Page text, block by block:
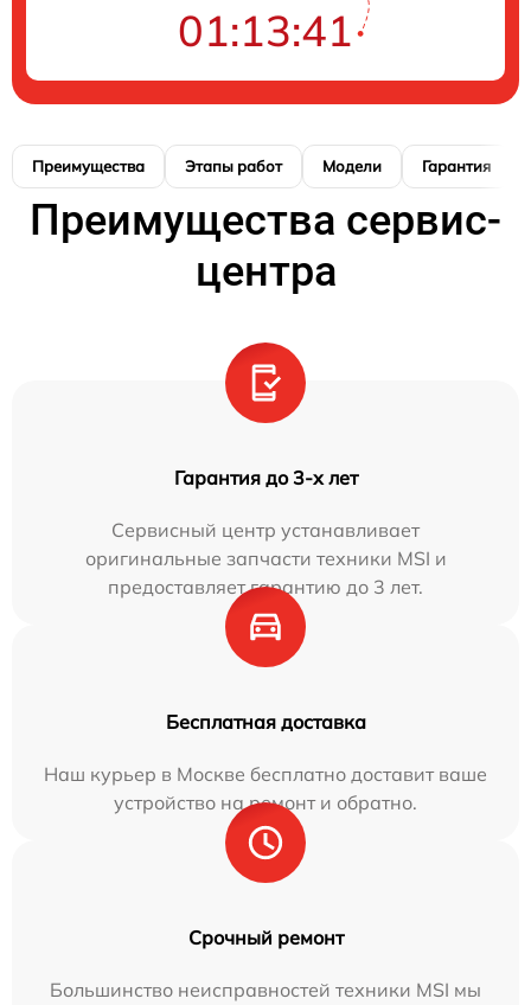
01:13:40
Преимущества Этапы работ Модели Гарантия
Преимущества сервис-
центра
Гарантия до 3-х лет
Сервисный центр устанавливает
оригинальные запчасти техники MSI и
предоставляет гарантию до 3 лет.
Бесплатная доставка
Наш курьер в Москве бесплатно доставит ваше
устройство на ремонт и обратно.
Срочный ремонт
Большинство неисправностей техники MSI мы